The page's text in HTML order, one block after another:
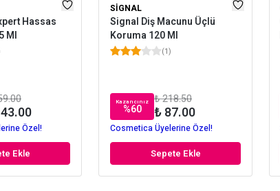
Hassas
Ml
Özel!
Ekle
SIGNAL
Signal Diş Macunu Üçlü
Koruma 120 Ml
(1)
Kazancınız
%60
₺ 218.50
₺ 87.00
Cosmetica Üyelerine Özel!
Sepete Ekle